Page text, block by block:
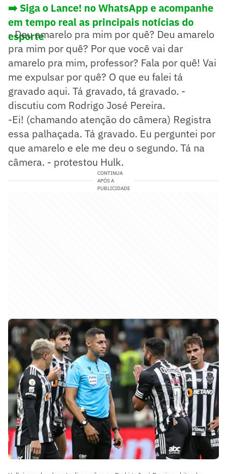
➡️ Siga o Lance! no WhatsApp e acompanhe
em tempo real as principais notícias do
esporte
- Deu amarelo pra mim por quê? Deu amarelo
pra mim por quê? Por que você vai dar
amarelo pra mim, professor? Fala por quê! Vai
me expulsar por quê? O que eu falei tá
gravado aqui. Tá gravado, tá gravado. -
discutiu com Rodrigo José Pereira.
-Ei! (chamando atenção do câmera) Registra
essa palhaçada. Tá gravado. Eu perguntei por
que amarelo e ele me deu o segundo. Tá na
câmera. - protestou Hulk.
CONTINUA
APÓS A
PUBLICIDADE